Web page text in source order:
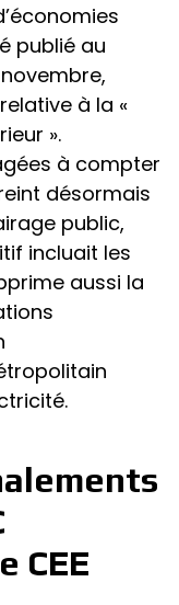
publié au
à la «
».
à compter
désormais
public,
incluait les
aussi la
CEE